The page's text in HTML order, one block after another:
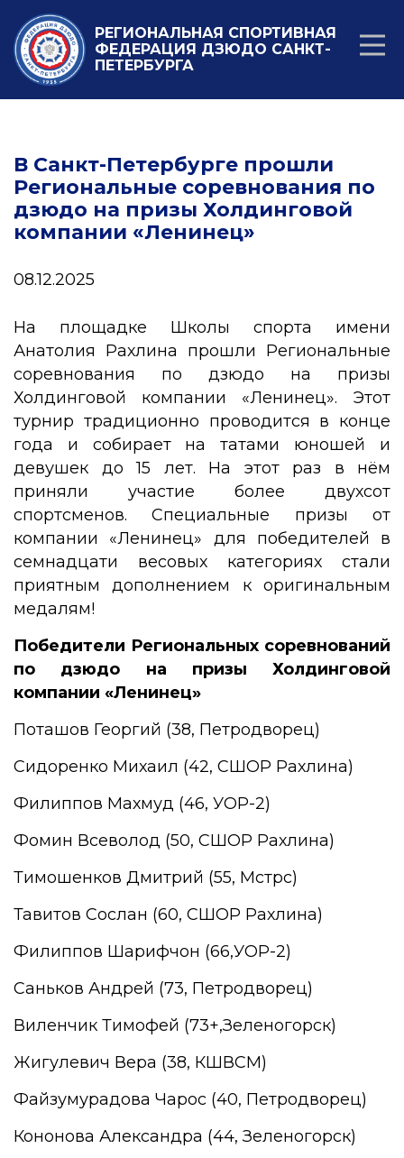
РЕГИОНАЛЬНАЯ СПОРТИВНАЯ
ФЕДЕРАЦИЯ ДЗЮДО САНКТ-
ПЕТЕРБУРГА
В Санкт-Петербурге прошли
Региональные соревнования по
дзюдо на призы Холдинговой
компании «Ленинец»
08.12.2025
На площадке Школы спорта имени
Анатолия Рахлина прошли Региональные
соревнования по дзюдо на призы
Холдинговой компании «Ленинец». Этот
турнир традиционно проводится в конце
года и собирает на татами юношей и
девушек до 15 лет. На этот раз в нём
приняли участие более двухсот
спортсменов. Специальные призы от
компании «Ленинец» для победителей в
семнадцати весовых категориях стали
приятным дополнением к оригинальным
медалям!
Победители Региональных соревнований
по дзюдо на призы Холдинговой
компании «Ленинец»
Поташов Георгий (38, Петродворец)
Сидоренко Михаил (42, СШОР Рахлина)
Филиппов Махмуд (46, УОР-2)
Фомин Всеволод (50, СШОР Рахлина)
Тимошенков Дмитрий (55, Мстрс)
Тавитов Сослан (60, СШОР Рахлина)
Филиппов Шарифчон (66,УОР-2)
Саньков Андрей (73, Петродворец)
Виленчик Тимофей (73+,Зеленогорск)
Жигулевич Вера (38, КШВСМ)
Файзумурадова Чарос (40, Петродворец)
Кононова Александра (44, Зеленогорск)